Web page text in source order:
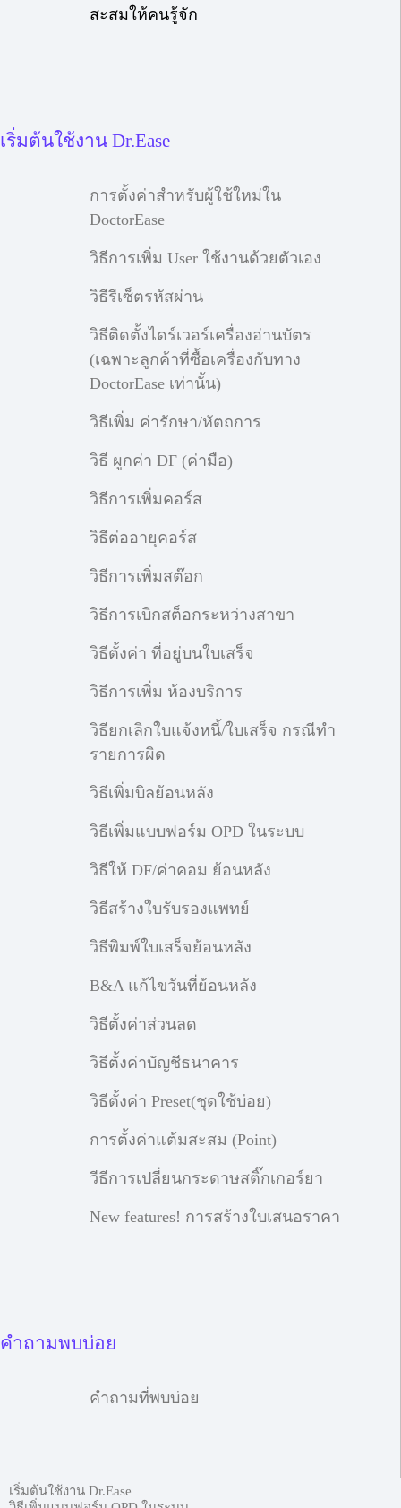
สะสมให้คนรู้จัก
เริ่มต้นใช้งาน Dr.Ease
การตั้งค่าสำหรับผู้ใช้ใหม่ใน
DoctorEase
วิธีการเพิ่ม User ใช้งานด้วยตัวเอง
วิธีรีเซ็ตรหัสผ่าน
วิธีติดตั้งไดร์เวอร์เครื่องอ่านบัตร
(เฉพาะลูกค้าที่ซื้อเครื่องกับทาง
DoctorEase เท่านั้น)
วิธีเพิ่ม ค่ารักษา/หัตถการ
วิธี ผูกค่า DF (ค่ามือ)
วิธีการเพิ่มคอร์ส
วิธีต่ออายุคอร์ส
วิธีการเพิ่มสต๊อก
วิธีการเบิกสต็อกระหว่างสาขา
วิธีตั้งค่า ที่อยู่บนใบเสร็จ
วิธีการเพิ่ม ห้องบริการ
วิธียกเลิกใบแจ้งหนี้/ใบเสร็จ กรณีทำ
รายการผิด
วิธีเพิ่มบิลย้อนหลัง
วิธีเพิ่มแบบฟอร์ม OPD ในระบบ
วิธีให้ DF/ค่าคอม ย้อนหลัง
วิธีสร้างใบรับรองแพทย์
วิธีพิมพ์ใบเสร็จย้อนหลัง
B&A แก้ไขวันที่ย้อนหลัง
วิธีตั้งค่าส่วนลด
วิธีตั้งค่าบัญชีธนาคาร
วิธีตั้งค่า Preset(ชุดใช้บ่อย)
การตั้งค่าแต้มสะสม (Point)
วีธีการเปลี่ยนกระดาษสติ๊กเกอร์ยา
New features! การสร้างใบเสนอราคา
คำถามพบบ่อย
คำถามที่พบบ่อย
เริ่มต้นใช้งาน Dr.Ease